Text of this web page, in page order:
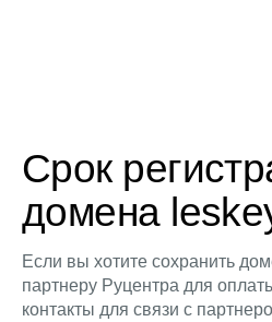
Срок
домена
Если вы хотите сохранить
партнеру Руцентра для
контакты для связи с